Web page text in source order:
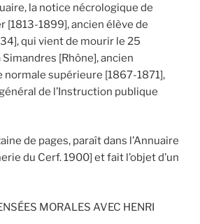
la notice nécrologique de
[1813-1899], ancien élève de
qui vient de mourir le 25
[Rhône], ancien
normale supérieure [1867-1871],
de l’Instruction publique
de pages, paraît dans l’Annuaire
du Cerf. 1900] et fait l’objet d’un
MORALES AVEC HENRI